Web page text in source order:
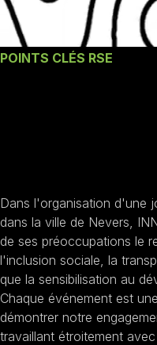
POINTS CLÉS RSE
Dans l'organisation d'une
dans la ville de Nevers,
de ses préoccupations le
l'inclusion sociale, la
que la sensibilisation au
Chaque événement est
démontrer notre
travaillant étroitement